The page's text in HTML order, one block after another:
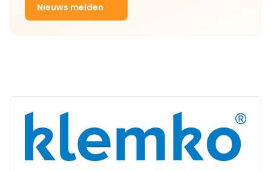
Nieuws melden